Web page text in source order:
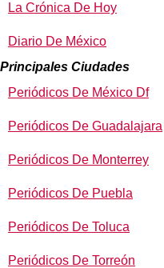
La Crónica De Hoy
Diario De México
Principales Ciudades
Periódicos De México Df
Periódicos De Guadalajara
Periódicos De Monterrey
Periódicos De Puebla
Periódicos De Toluca
Periódicos De Torreón